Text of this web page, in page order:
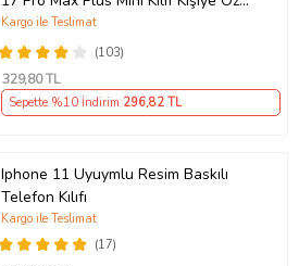
Resimli Fotoğraflı Silikon
(103)
Kargo ile Teslimat
329,80 TL
Sepette %10 İndirim 296,82 TL
Iphone 11 Uyuymlu Resim Baskılı
Telefon Kılıfı
(17)
Kargo ile Teslimat